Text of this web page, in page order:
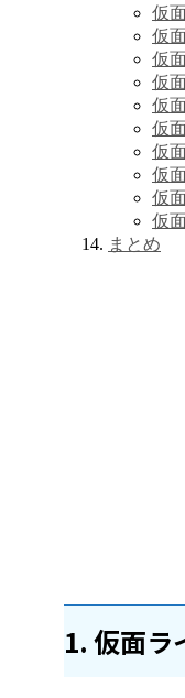
仮
仮
仮
仮
仮
仮
仮
仮
仮
仮
まとめ
1. 仮面ラ